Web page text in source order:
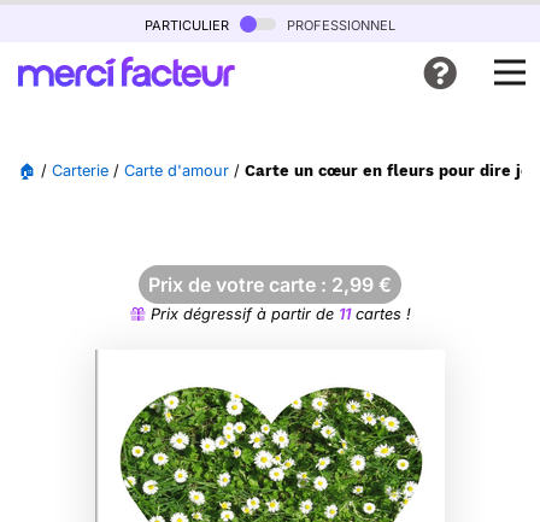
particulier professionnel
🏠 / Carterie / Carte d'amour / Carte un cœur en fleurs pour dire je
Prix de votre carte : 2,99 €
Prix dégressif à partir de 11cartes !